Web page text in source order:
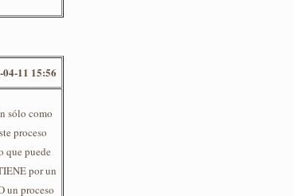
04-11 15:56
sólo como
proceso
que puede
por un
un proceso